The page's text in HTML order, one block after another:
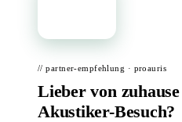
// partner-empfehlung · proauris
Lieber von
Akustiker-Besuch?